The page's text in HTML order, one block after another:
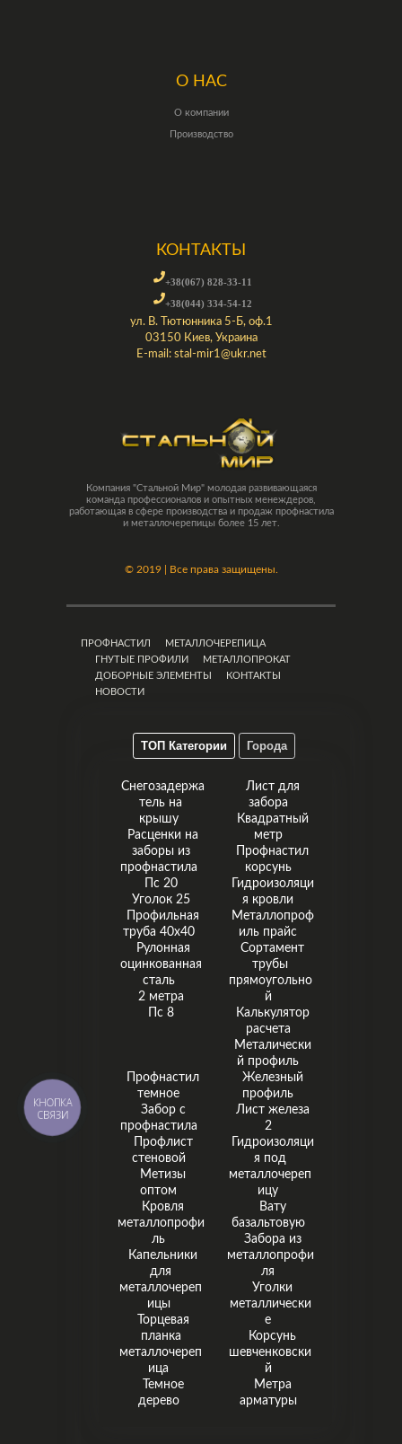
О НАС
О компании
Производство
КОНТАКТЫ
+38(067) 828-33-11
+38(044) 334-54-12
ул. В. Тютюнника 5-Б, оф.1
03150 Киев, Украина
E-mail: stal-mir1@ukr.net
Компания "Стальной Мир" молодая развивающаяся
команда профессионалов и опытных менеждеров,
работающая в сфере производства и продаж профнастила
и металлочерепицы более 15 лет.
© 2019 | Все права защищены.
ПРОФНАСТИЛ
МЕТАЛЛОЧЕРЕПИЦА
ГНУТЫЕ ПРОФИЛИ
МЕТАЛЛОПРОКАТ
ДОБОРНЫЕ ЭЛЕМЕНТЫ
КОНТАКТЫ
НОВОСТИ
ТОП Категории Города
Снегозадержа
тель на
крышу
Расценки на
заборы из
профнастила
Пс 20
Уголок 25
Профильная
труба 40x40
Рулонная
оцинкованная
сталь
2 метра
Пс 8
Лист для
забора
Квадратный
метр
Профнастил
корсунь
Гидроизоляци
я кровли
Металлопроф
иль прайс
Сортамент
трубы
прямоугольно
й
Калькулятор
расчета
Металически
й профиль
Профнастил
темное
Забор с
профнастила
Профлист
стеновой
Метизы
оптом
Кровля
металлопрофи
ль
Капельники
для
металлочереп
ицы
Торцевая
планка
металлочереп
ица
Темное
дерево
Железный
профиль
Лист железа
2
Гидроизоляци
я под
металлочереп
ицу
Вату
базальтовую
Забора из
металлопрофи
ля
Уголки
металлически
е
Корсунь
шевченковски
й
Метра
арматуры
КНОПКА
СВЯЗИ